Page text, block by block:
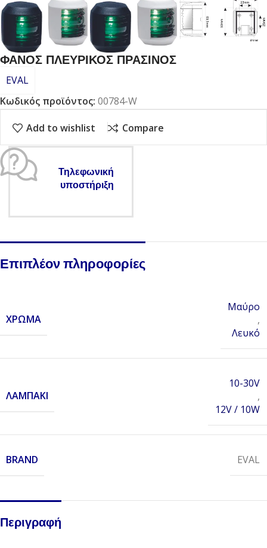
ΦΑΝΟΣ ΠΛΕΥΡΙΚΟΣ ΠΡΑΣΙΝΟΣ
EVAL
Κωδικός προϊόντος: 00784-W
Add to wishlist Compare
Τηλεφωνική
υποστήριξη
Επιπλέον πληροφορίες
ΧΡΏΜΑ
Μαύρο
,
Λευκό
ΛΑΜΠΆΚΙ
10-30V
,
12V / 10W
BRAND EVAL
Περιγραφή